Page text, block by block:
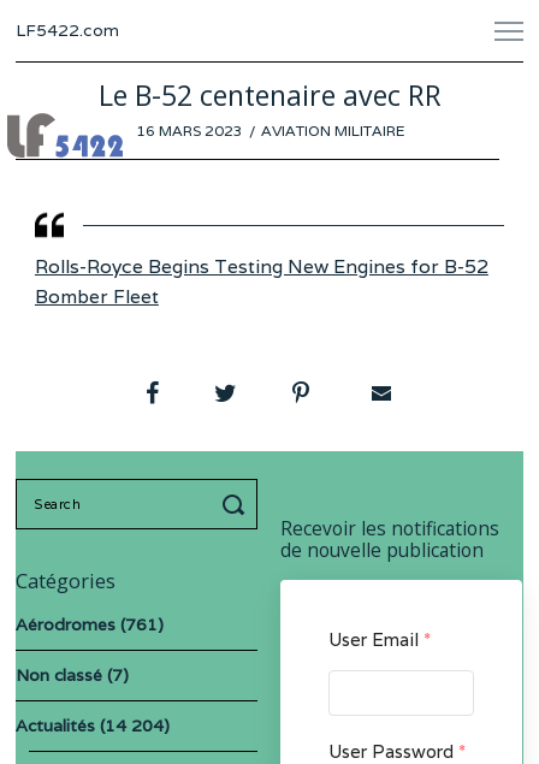
LF5422.com
Le B-52 centenaire avec RR
POSTED
16 MARS 2023 4 AVIATION MILITAIRE
Rolls-Royce Begins Testing New Engines for B-52
Bomber Fleet
Recevoir les notifications
de nouvelle publication
User Email *
User Password *
Catégories
Aérodromes (761)
Non classé (7)
Actualités (14 204)